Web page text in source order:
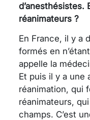
d’anesthésistes.
réanimateurs ?
En France, il y a
formés en
appelle la
Et puis il y a une
réanimation, qui
réanimateurs,
champs. C’est